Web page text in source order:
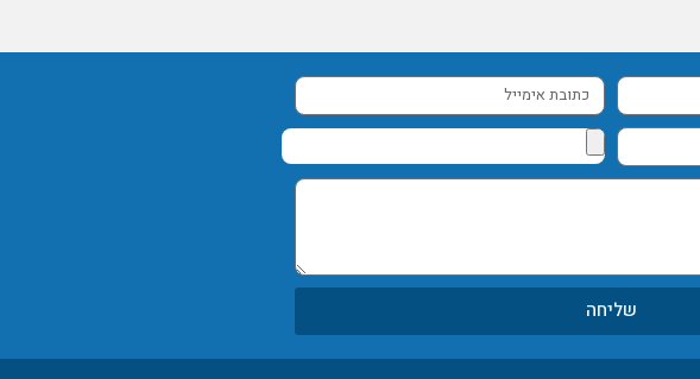
כתובת
אימייל
שליחה